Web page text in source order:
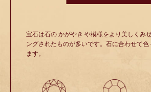
宝石は石の かがやき や模様をより美しくみ
ングされたものが多いです。石に合わせて色
ます。